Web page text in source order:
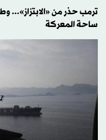
ترمب حذر من «الابتزاز»...
ساحة المعركة